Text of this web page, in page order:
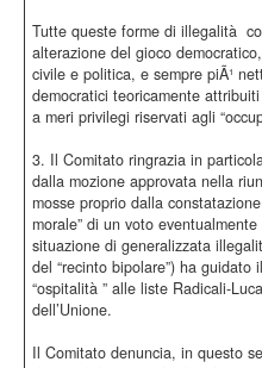
Tutte queste forme di illegalità
alterazione del gioco
civile e politica, e sempre piÃ¹
democratici teoricamente
a meri privilegi riservati agli
3. Il Comitato ringrazia in
dalla mozione approvata nella
mosse proprio dalla
morale” di un voto
situazione di generalizzata
del “recinto bipolare”) ha
“ospitalità ” alle liste Radicali-
dell’Unione.
Il Comitato denuncia, in questo